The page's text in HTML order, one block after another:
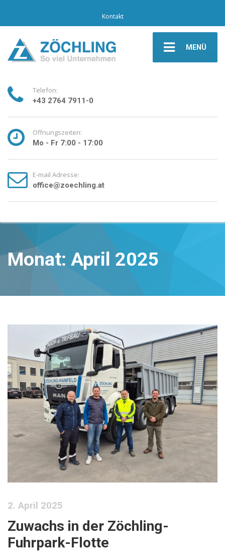
Kontakt
MENÜ
Telefon:
+43 2764 7911-0
Öffnungszeiten:
Mo - Fr 7:00 - 17:00
E-mail Adresse:
office@zoechling.at
Monat: April 2025
2. April 2025
Zuwachs in der Zöchling-
Fuhrpark-Flotte